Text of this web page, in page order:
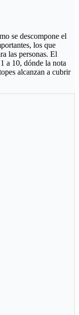
se descompone el
los que
las personas. El
a 10, dónde la nota
alcanzan a cubrir